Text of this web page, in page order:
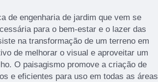
de engenharia de jardim que vem se
para o bem-estar e o lazer das
na transformação de um terreno em
de melhorar o visual e aproveitar um
O paisagismo promove a criação de
e eficientes para uso em todas as áreas